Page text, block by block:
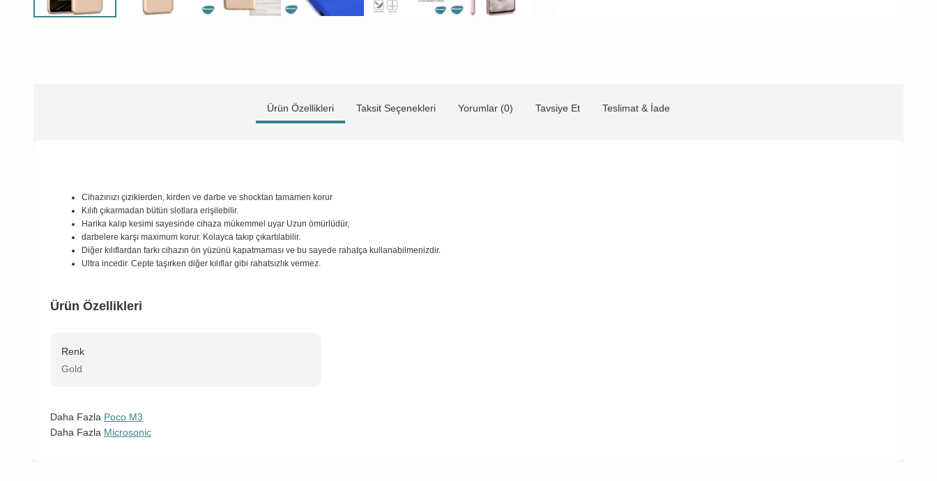
Ürün Özellikleri Taksit Seçenekleri Yorumlar (0) Tavsiye Et Teslimat & İade
Cihazınızı çiziklerden, kirden ve darbe ve shocktan tamamen korur
Kılıfı çıkarmadan bütün slotlara erişilebilir.
Harika kalıp kesimi sayesinde cihaza mükemmel uyar Uzun ömürlüdür,
darbelere karşı maximum korur. Kolayca takıp çıkartılabilir.
Diğer kılıflardan farkı cihazın ön yüzünü kapatmaması ve bu sayede rahatça kullanabilmenizdir.
Ultra incedir. Cepte taşırken diğer kılıflar gibi rahatsızlık vermez.
Ürün Özellikleri
Renk
Gold
Daha Fazla Poco M3
Daha Fazla Microsonic